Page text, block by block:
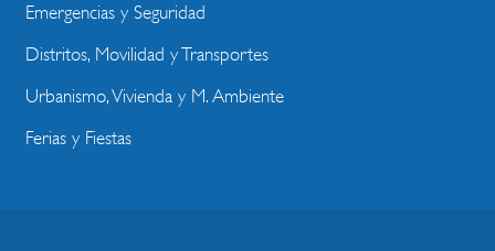
Emergencias y Seguridad
Distritos, Movilidad y Transportes
Urbanismo, Vivienda y M. Ambiente
Ferias y Fiestas